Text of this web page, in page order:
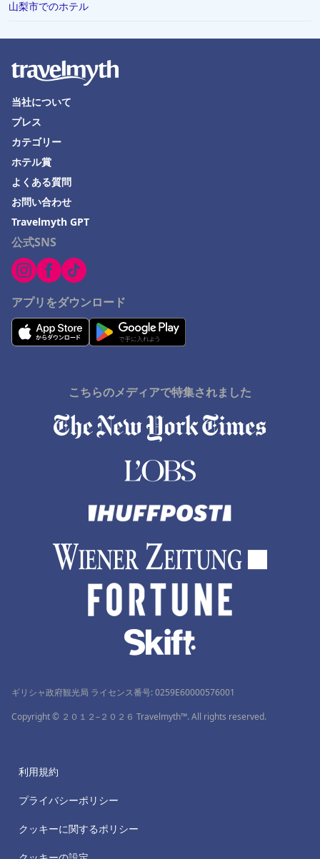
浦安市でのホテル
有馬市でのホテル
唐津市でのホテル
北見市でのホテル
西宮市でのホテル
山梨県でのホテル
Kujukuriでのホテル
関西地方でのホテル
西伊豆町でのホテル
沖縄市でのホテル
山梨市でのホテル
公式SNS
アプリをダウンロード
当社について
プレス
カテゴリー
ホテル賞
よくある質問
お問い合わせ
Travelmyth GPT
こちらのメディアで特集されました
ギリシャ政府観光局 ライセンス番号: 0259Ε60000576001
Copyright © ２０１２–２０２６ Travelmyth™. All rights reserved.
利用規約
プライバシーポリシー
クッキーに関するポリシー